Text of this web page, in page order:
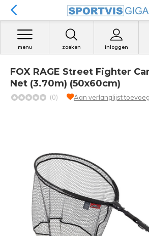
zoeken inloggen
menu
FOX RAGE Street Fighter
Net (3.70m) (50x60cm)
(0) Aan verlanglijst